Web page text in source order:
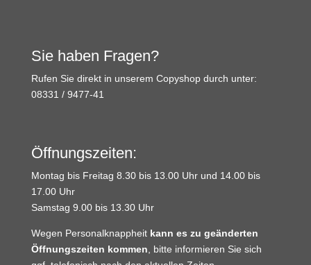
Sie haben Fragen?
Rufen Sie direkt in unserem Copyshop durch unter:
08331 / 9477-41
Öffnungszeiten:
Montag bis Freitag 8.30 bis 13.00 Uhr und 14.00 bis
17.00 Uhr
Samstag 9.00 bis 13.30 Uhr
Wegen Personalknappheit kann es zu geänderten
Öffnungszeiten kommen , bitte informieren Sie sich